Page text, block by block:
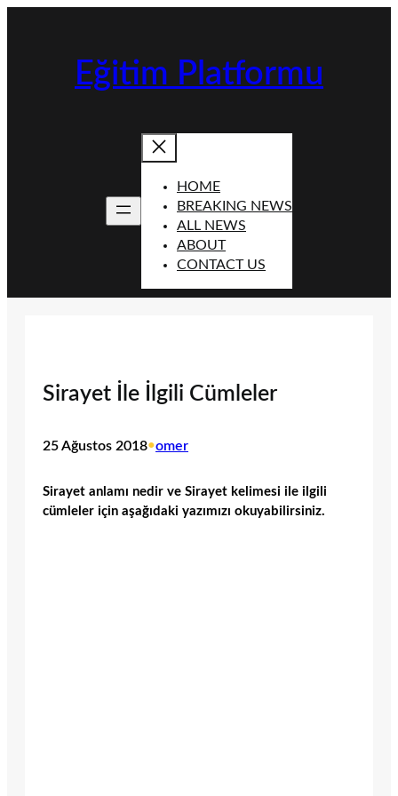
Eğitim Platformu
HOME
BREAKING NEWS
ALL NEWS
ABOUT
CONTACT US
Sirayet İle İlgili Cümleler
25 Ağustos 2018•omer
Sirayet anlamı nedir ve Sirayet kelimesi ile ilgili
cümleler için aşağıdaki yazımızı okuyabilirsiniz.